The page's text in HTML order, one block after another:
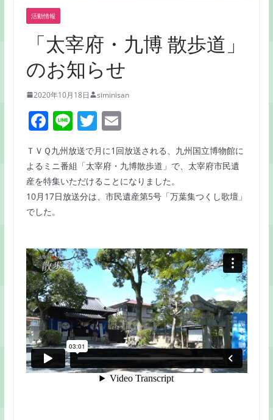
活動情報
「太宰府・九博 散歩道」
のお知らせ
2020年10月18日 siminisan
F
a
c
e
b
o
k
Li
n
e
T
w
itt
er
E
m
ai
l
ＴＶＱ九州放送で月に1回放送される、九州国立博物館に
よるミニ番組「太宰府・九博散歩道」で、太宰府市民遺
産を特集いただけることになりました。
10月17日放送分は、市民遺産第5号「万葉集つくし歌壇」
でした。